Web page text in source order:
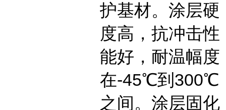
护基材。涂层硬
度高，抗冲击性
能好，耐温幅度
在-45℃到300℃
之间。涂层固化